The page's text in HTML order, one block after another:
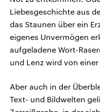
Liebesgeschichte aus
das Staunen über ein
eigenes Unvermögen
aufgeladene Wort-
und Lenz wird von
Aber auch in der
Text- und Bildwelten